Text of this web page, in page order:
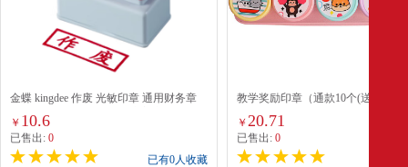
金蝶 kingdee 作废 光敏印章 通用财务章
财务用品科目会计通用印章盖章
￥ 10.6
已售出: 0
已有0人收藏
教学奖励印章（通款10个(送印油)）
￥20.71
已售出:0